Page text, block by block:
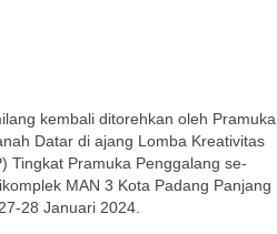
kembali ditorehkan oleh Pramuka
Datar di ajang Lomba Kreativitas
Tingkat Pramuka Penggalang se-
MAN 3 Kota Padang Panjang
28 Januari 2024.